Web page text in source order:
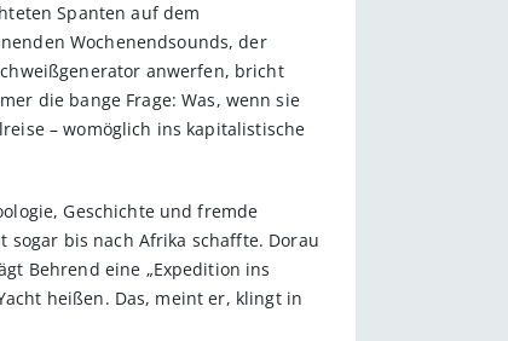
Spanten auf dem
Wochenendsounds, der
anwerfen, bricht
die bange Frage: Was, wenn sie
– womöglich ins kapitalistische
Geschichte und fremde
bis nach Afrika schaffte. Dorau
Behrend eine „Expedition ins
heißen. Das, meint er, klingt in